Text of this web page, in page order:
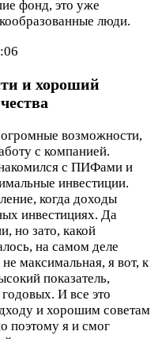
фонд, это уже
люди.
и хороший
возможности,
с компанией.
с ПИФами и
инвестиции.
когда доходы
инвестициях. Да
но зато, какой
на самом деле
максимальная, я вот, к
показатель,
И все это
и хорошим советам
поэтому я и смог